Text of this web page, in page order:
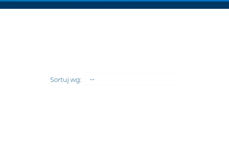
Sortuj wg: --